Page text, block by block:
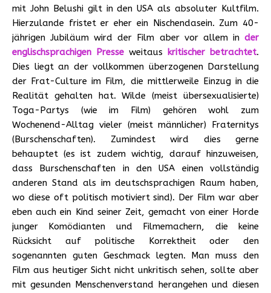
mit John Belushi gilt in den USA als absoluter Kultfilm.
Hierzulande fristet er eher ein Nischendasein. Zum 40-
jährigen Jubiläum wird der Film aber vor allem in der
englischsprachigen Presse weitaus kritischer betrachtet.
Dies liegt an der vollkommen überzogenen Darstellung
der Frat-Culture im Film, die mittlerweile Einzug in die
Realität gehalten hat. Wilde (meist übersexualisierte)
Toga-Partys (wie im Film) gehören wohl zum
Wochenend-Alltag vieler (meist männlicher) Fraternitys
(Burschenschaften). Zumindest wird dies gerne
behauptet (es ist zudem wichtig, darauf hinzuweisen,
dass Burschenschaften in den USA einen vollständig
anderen Stand als im deutschsprachigen Raum haben,
wo diese oft politisch motiviert sind). Der Film war aber
eben auch ein Kind seiner Zeit, gemacht von einer Horde
junger Komödianten und Filmemachern, die keine
Rücksicht auf politische Korrektheit oder den
sogenannten guten Geschmack legten. Man muss den
Film aus heutiger Sicht nicht unkritisch sehen, sollte aber
mit gesunden Menschenverstand herangehen und diesen